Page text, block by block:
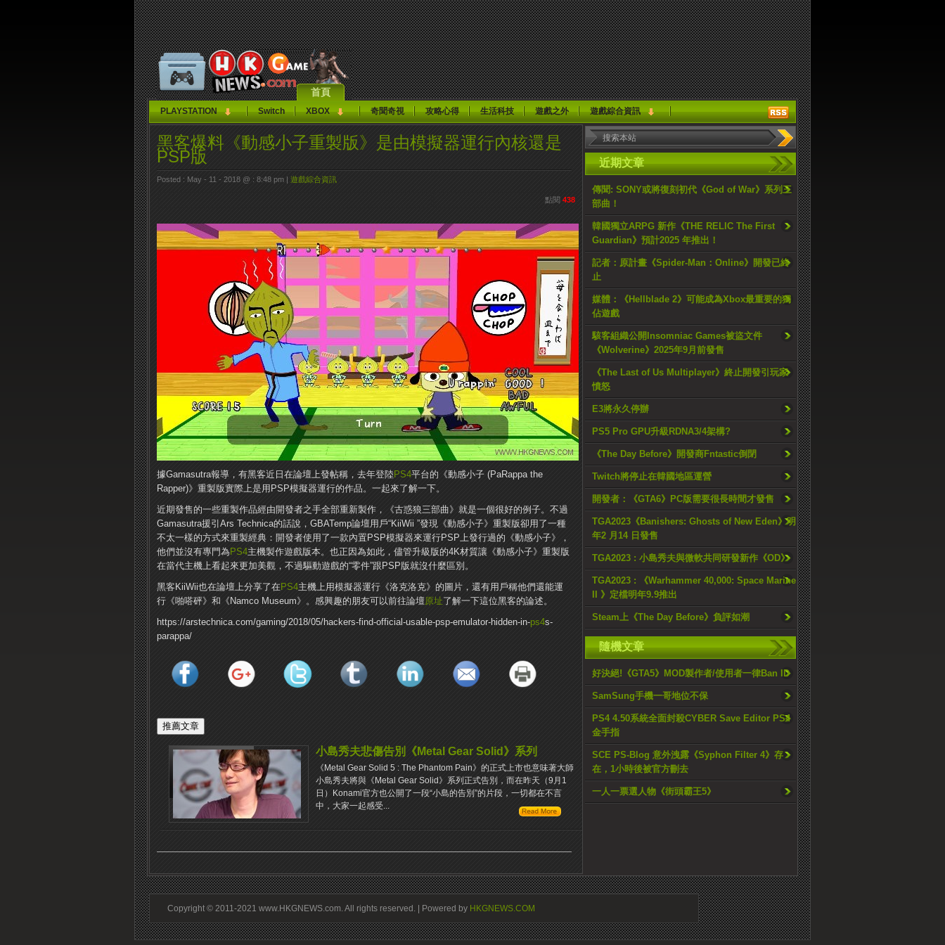
首頁
PLAYSTATION Switch XBOX 奇聞奇視 攻略心得 生活科技 遊戲之外 遊戲綜合資訊
近期文章
傳聞: SONY或將復刻初代《God of War》系列三
部曲！
韓國獨立ARPG 新作《THE RELIC The First
Guardian》預計2025 年推出！
記者：原計畫《Spider-Man：Online》開發已終
止
媒體：《Hellblade 2》可能成為Xbox最重要的獨
佔遊戲
駭客組織公開Insomniac Games被盜文件
《Wolverine》2025年9月前發售
《The Last of Us Multiplayer》終止開發引玩家
憤怒
E3將永久停辦
PS5 Pro GPU升級RDNA3/4架構?
《The Day Before》開發商Fntastic倒閉
Twitch將停止在韓國地區運營
開發者：《GTA6》PC版需要很長時間才發售
TGA2023《Banishers: Ghosts of New Eden》明
年2 月14 日發售
TGA2023 : 小島秀夫與微軟共同研發新作《OD》
TGA2023 : 《Warhammer 40,000: Space Marine
II 》定檔明年9.9推出
Steam上《The Day Before》負評如潮
隨機文章
好決絕!《GTA5》MOD製作者/使用者一律Ban ID
SamSung手機一哥地位不保
PS4 4.50系統全面封殺CYBER Save Editor PS4
金手指
SCE PS-Blog 意外洩露《Syphon Filter 4》存
在，1小時後被官方刪去
一人一票選人物《街頭霸王5》
黑客爆料《動感小子重製版》是由模擬器運行內核還是
PSP版
Posted : May - 11 - 2018 @ : 8:48 pm | 遊戲綜合資訊
點閱 438
據Gamasutra報導，有黑客近日在論壇上發帖稱，去年登陸PS4平台的《動感小子 (PaRappa the
Rapper)》重製版實際上是用PSP模擬器運行的作品。一起來了解一下。
近期發售的一些重製作品經由開發者之手全部重新製作，《古惑狼三部曲》就是一個很好的例子。不過
Gamasutra援引Ars Technica的話說，GBATemp論壇用戶“KiiWii ”發現《動感小子》重製版卻用了一種
不太一樣的方式來重製經典：開發者使用了一款內置PSP模擬器來運行PSP上發行過的《動感小子》，
他們並沒有專門為 PS4主機製作遊戲版本。也正因為如此，儘管升級版的4K材質讓《動感小子》重製版
在當代主機上看起來更加美觀，不過驅動遊戲的“零件”跟PSP版就沒什麼區別。
黑客KiiWii也在論壇上分享了在PS4主機上用模擬器運行《洛克洛克》的圖片，還有用戶稱他們還能運
行《啪嗒砰》和《Namco Museum》。感興趣的朋友可以前往論壇原址了解一下這位黑客的論述。
https://arstechnica.com/gaming/2018/05/hackers-find-official-usable-psp-emulator-hidden-in-ps4s-
parappa/
小島秀夫悲傷告別《Metal Gear Solid》系列
《Metal Gear Solid 5 : The Phantom Pain》的正式上市也意味著大師
小島秀夫將與《Metal Gear Solid》系列正式告別，而在昨天（9月1
日）Konami官方也公開了一段“小島的告別”的片段，一切都在不言
中，大家一起感受...
Copyright © 2011-2021 www.HKGNEWS.com. All rights reserved. | Powered by HKGNEWS.COM